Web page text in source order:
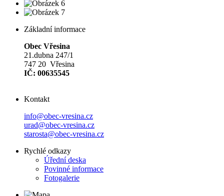
Základní informace
Obec Vřesina
21.dubna 247/1
747 20 Vřesina
IČ: 00635545
Kontakt
info@obec-vresina.cz
urad@obec-vresina.cz
starosta@obec-vresina.cz
Rychlé odkazy
Úřední deska
Povinné informace
Fotogalerie